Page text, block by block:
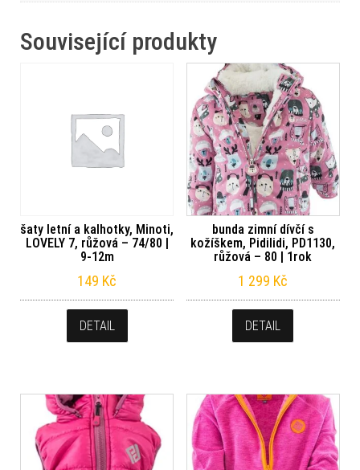
Související produkty
šaty letní a kalhotky, Minoti,
LOVELY 7, růžová – 74/80 |
9-12m
149 Kč
DETAIL
bunda zimní dívčí s
kožíškem, Pidilidi, PD1130,
růžová – 80 | 1rok
1 299 Kč
DETAIL